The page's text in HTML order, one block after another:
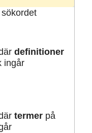
definitioner
ingår
termerpå